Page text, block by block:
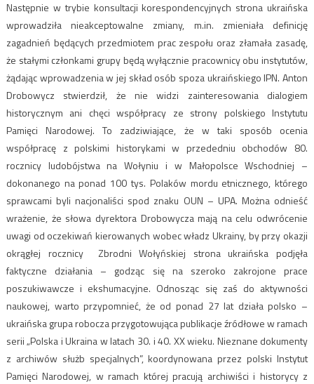
Następnie w trybie konsultacji korespondencyjnych strona ukraińska
wprowadziła nieakceptowalne zmiany, m.in. zmieniała definicję
zagadnień będących przedmiotem prac zespołu oraz złamała zasadę,
że stałymi członkami grupy będą wyłącznie pracownicy obu instytutów,
żądając wprowadzenia w jej skład osób spoza ukraińskiego IPN. Anton
Drobowycz stwierdził, że nie widzi zainteresowania dialogiem
historycznym ani chęci współpracy ze strony polskiego Instytutu
Pamięci Narodowej. To zadziwiające, że w taki sposób ocenia
współpracę z polskimi historykami w przededniu obchodów 80.
rocznicy ludobójstwa na Wołyniu i w Małopolsce Wschodniej –
dokonanego na ponad 100 tys. Polaków mordu etnicznego, którego
sprawcami byli nacjonaliści spod znaku OUN – UPA. Można odnieść
wrażenie, że słowa dyrektora Drobowycza mają na celu odwrócenie
uwagi od oczekiwań kierowanych wobec władz Ukrainy, by przy okazji
okrągłej rocznicy Zbrodni Wołyńskiej strona ukraińska podjęła
faktyczne działania – godząc się na szeroko zakrojone prace
poszukiwawcze i ekshumacyjne. Odnosząc się zaś do aktywności
naukowej, warto przypomnieć, że od ponad 27 lat działa polsko –
ukraińska grupa robocza przygotowująca publikacje źródłowe w ramach
serii „Polska i Ukraina w latach 30. i 40. XX wieku. Nieznane dokumenty
z archiwów służb specjalnych”, koordynowana przez polski Instytut
Pamięci Narodowej, w ramach której pracują archiwiści i historycy z